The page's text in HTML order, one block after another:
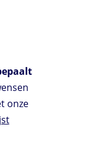
onze